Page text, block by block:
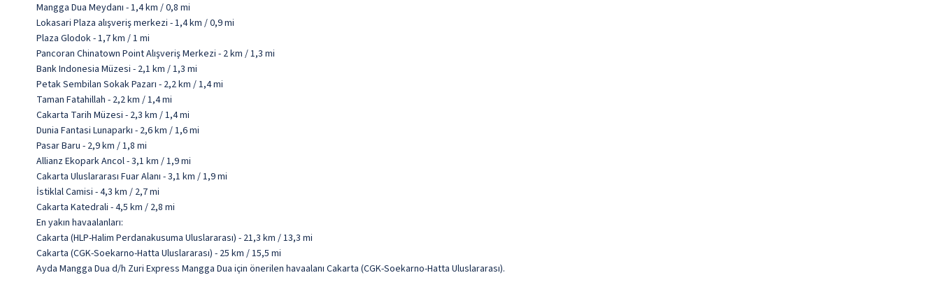
Mangga Dua Meydanı - 1,4 km / 0,8 mi
Lokasari Plaza alışveriş merkezi - 1,4 km / 0,9 mi
Plaza Glodok - 1,7 km / 1 mi
Pancoran Chinatown Point Alışveriş Merkezi - 2 km / 1,3 mi
Bank Indonesia Müzesi - 2,1 km / 1,3 mi
Petak Sembilan Sokak Pazarı - 2,2 km / 1,4 mi
Taman Fatahillah - 2,2 km / 1,4 mi
Cakarta Tarih Müzesi - 2,3 km / 1,4 mi
Dunia Fantasi Lunaparkı - 2,6 km / 1,6 mi
Pasar Baru - 2,9 km / 1,8 mi
Allianz Ekopark Ancol - 3,1 km / 1,9 mi
Cakarta Uluslararası Fuar Alanı - 3,1 km / 1,9 mi
İstiklal Camisi - 4,3 km / 2,7 mi
Cakarta Katedrali - 4,5 km / 2,8 mi
En yakın havaalanları:
Cakarta (HLP-Halim Perdanakusuma Uluslararası) - 21,3 km / 13,3 mi
Cakarta (CGK-Soekarno-Hatta Uluslararası) - 25 km / 15,5 mi
Ayda Mangga Dua d/h Zuri Express Mangga Dua için önerilen havaalanı Cakarta (CGK-Soekarno-Hatta Uluslararası).